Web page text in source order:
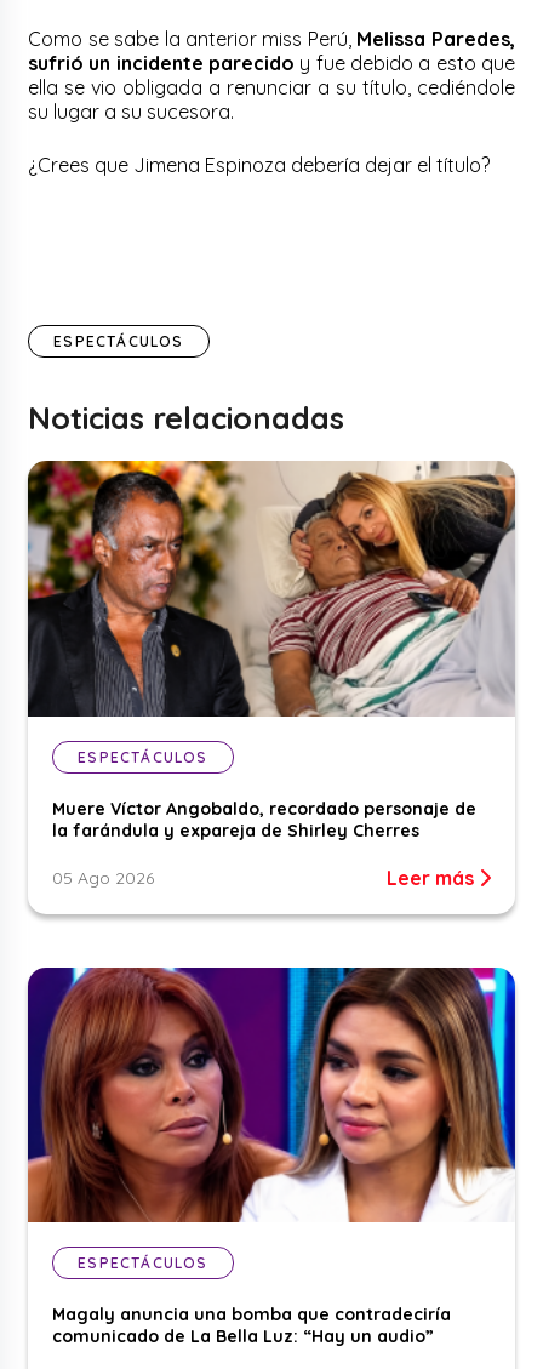
Como se sabe la anterior miss Perú, Melissa Paredes,
sufrió un incidente parecido y fue debido a esto que
ella se vio obligada a renunciar a su título, cediéndole
su lugar a su sucesora.
¿Crees que Jimena Espinoza debería dejar el título?
ESPECTÁCULOS
Noticias relacionadas
ESPECTÁCULOS
Muere Víctor Angobaldo, recordado personaje de
la farándula y expareja de Shirley Cherres
05 Ago 2026 Leer más
ESPECTÁCULOS
Magaly anuncia una bomba que contradeciría
comunicado de La Bella Luz: “Hay un audio”